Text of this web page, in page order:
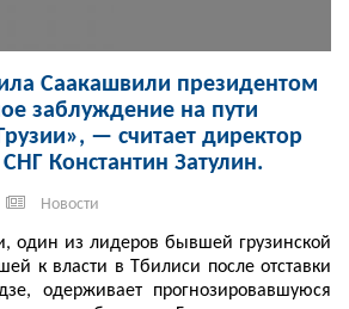
Саакашвили президентом
заблуждение на пути
— считает директор
СНГ Константин Затулин.
Новости
один из лидеров бывшей грузинской
к власти в Тбилиси после отставки
одерживает прогнозировавшуюся